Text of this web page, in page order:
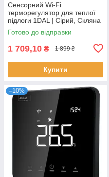
Сенсорний Wi-Fi
терморегулятор для теплої
підлоги 1DAL | Сірий, Скляна
рамка
Готово до відправки
1 709,10 ₴ 1 899 ₴
Купити
–10%